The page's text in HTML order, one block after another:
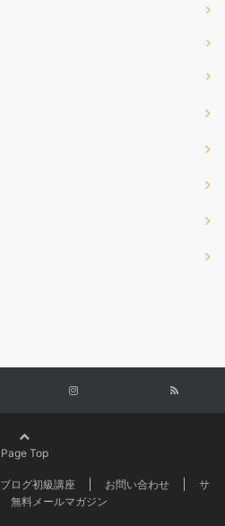
Page Top
ブログ初級講座 お問い合わせ
サ
無料メールマガジン